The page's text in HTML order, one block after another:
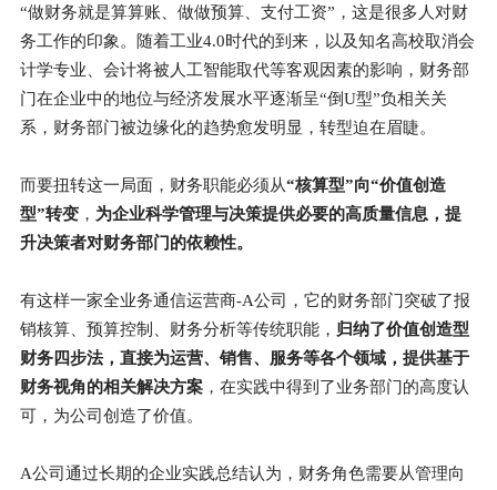
“做财务就是算算账、做做预算、支付工资”，这是很多人对财
务工作的印象。随着工业4.0时代的到来，以及知名高校取消会
计学专业、会计将被人工智能取代等客观因素的影响，财务部
门在企业中的地位与经济发展水平逐渐呈“倒U型”负相关关
系，财务部门被边缘化的趋势愈发明显，转型迫在眉睫。
而要扭转这一局面，财务职能必须从“核算型”向“价值创造
型”转变， 为企业科学管理与决策提供必要的高质量信息，提
升决策者对财务部门的依赖性。
有这样一家全业务通信运营商-A公司，它的财务部门突破了报
销核算、预算控制、财务分析等传统职能， 归纳了价值创造型
财务四步法，直接为运营、销售、服务等各个领域，提供基于
财务视角的相关解决方案，在实践中得到了业务部门的高度认
可，为公司创造了价值。
A公司通过长期的企业实践总结认为，财务角色需要从管理向